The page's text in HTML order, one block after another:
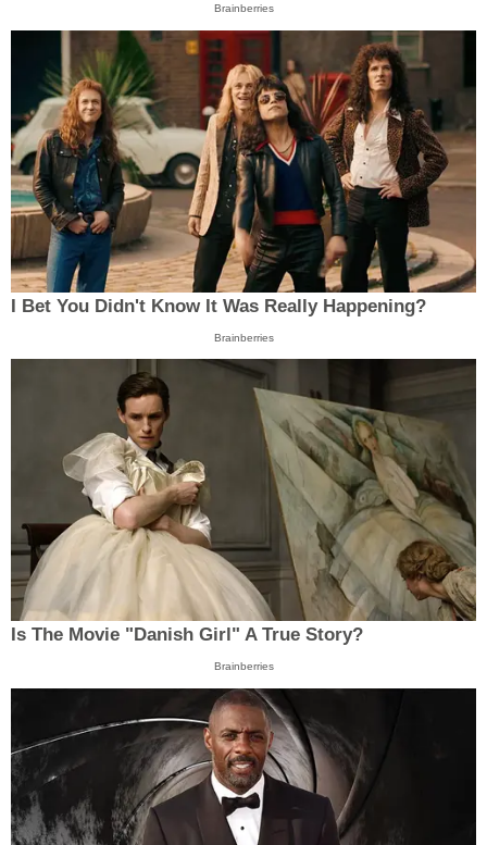
Brainberries
I Bet You Didn't Know It Was Really Happening?
Brainberries
Is The Movie "Danish Girl" A True Story?
Brainberries